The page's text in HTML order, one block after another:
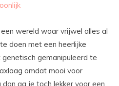
wereld waar vrijwel alles al
doen met een heerlijke
gemanipuleerd te
omdat mooi voor
ga je toch lekker voor een